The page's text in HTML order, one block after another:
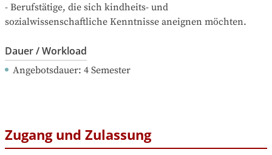
- Berufstätige, die sich kindheits- und
sozialwissenschaftliche Kenntnisse aneignen möchten.
Dauer / Workload
Angebotsdauer: 4 Semester
Zugang und Zulassung